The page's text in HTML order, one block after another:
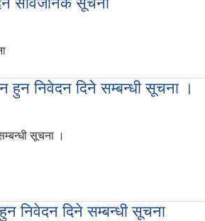
हुन निवेदन दिने सम्बन्धी सूचना ।
सूचना ।
निवेदन दिने सम्बन्धी सूचना